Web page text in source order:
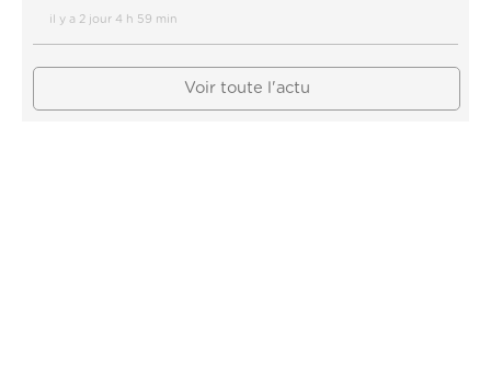
il y a 2 jour 4 h 59 min
Voir toute l'actu